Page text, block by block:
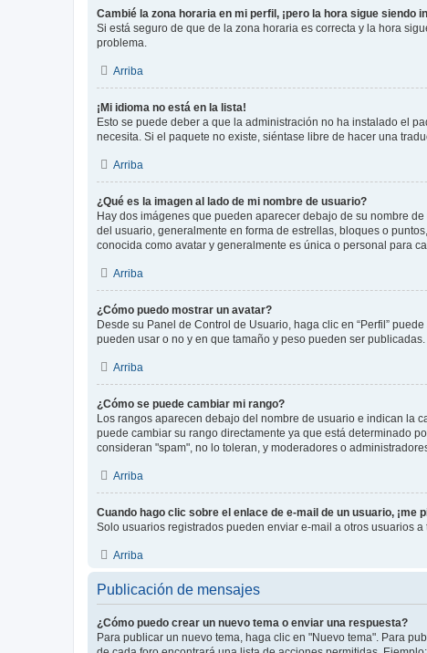
Cambié la zona horaria en mi perfil, ¡pero la hora sigue siendo
Si está seguro de que de la zona horaria es correcta y la hora
problema.
Arriba
¡Mi idioma no está en la lista!
Esto se puede deber a que la administración no ha instalado el
necesita. Si el paquete no existe, siéntase libre de hacer una
Arriba
¿Qué es la imagen al lado de mi nombre de usuario?
Hay dos imágenes que pueden aparecer debajo de su nombre
del usuario, generalmente en forma de estrellas, bloques o
conocida como avatar y generalmente es única o personal para
Arriba
¿Cómo puedo mostrar un avatar?
Desde su Panel de Control de Usuario, haga clic en “Perfil”
pueden usar o no y en que tamaño y peso pueden ser
Arriba
¿Cómo se puede cambiar mi rango?
Los rangos aparecen debajo del nombre de usuario e indican la
puede cambiar su rango directamente ya que está determinado
consideran "spam", no lo toleran, y moderadores o
Arriba
Cuando hago clic sobre el enlace de e-mail de un usuario, ¡me
Solo usuarios registrados pueden enviar e-mail a otros usuarios
Arriba
Publicación de mensajes
¿Cómo puedo crear un nuevo tema o enviar una respuesta?
Para publicar un nuevo tema, haga clic en "Nuevo tema". Para